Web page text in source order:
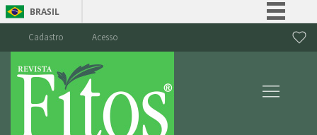
BRASIL
Cadastro Acesso